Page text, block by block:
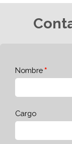
Nombre
Cargo